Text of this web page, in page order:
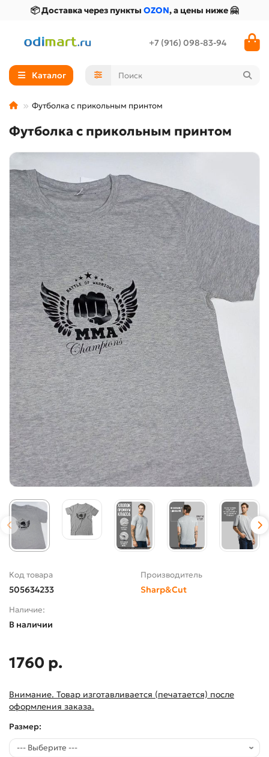
📦 Доставка через пункты OZON, а цены ниже 🤗
+7 (916) 098-83-94
Каталог
Футболка с прикольным принтом
Футболка с прикольным принтом
Код товара
505634233
Производитель
Sharp&Cut
Наличие:
В наличии
1760 р.
Внимание. Товар изготавливается (печатается) после
оформления заказа.
Размер: